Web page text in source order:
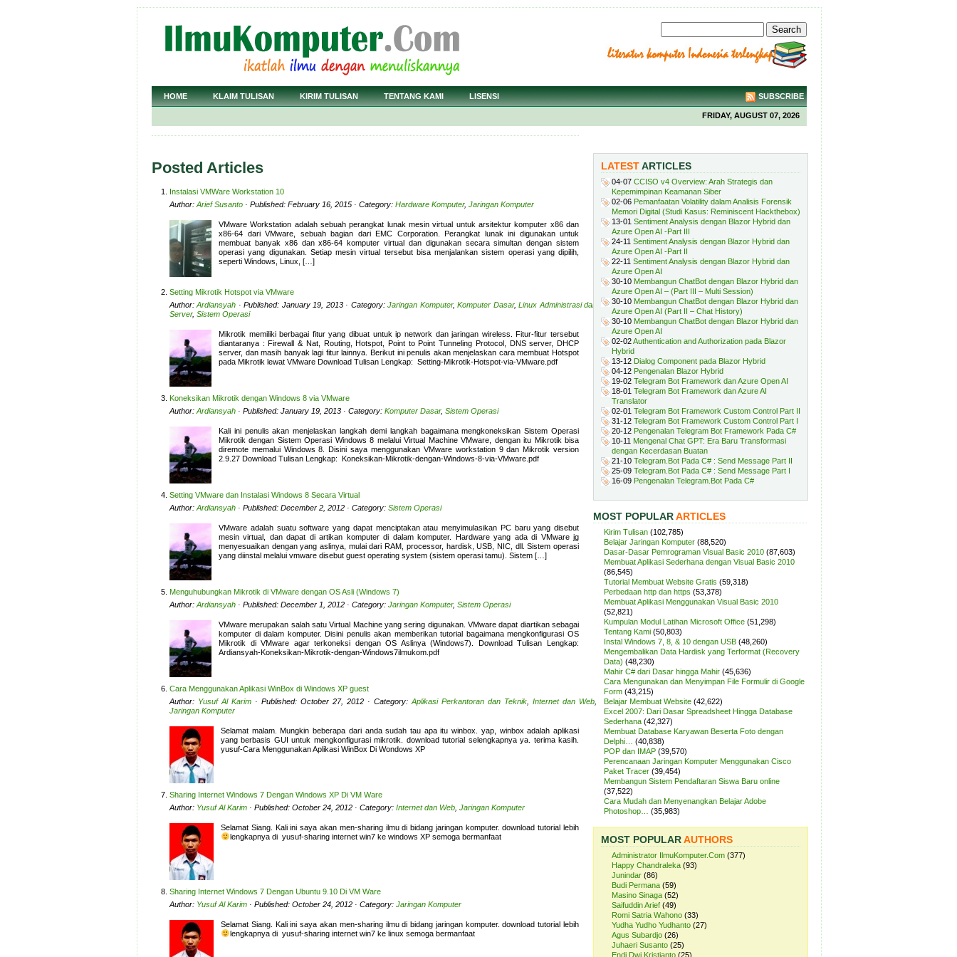
HOME KLAIM TULISAN KIRIM TULISAN TENTANG KAMI LISENSI SUBSCRIBE
FRIDAY, AUGUST 07, 2026
Posted Articles
Instalasi VMWare Workstation 10
Author: Arief Susanto · Published: February 16, 2015 · Category: Hardware Komputer, Jaringan Komputer
VMware Workstation adalah sebuah perangkat lunak mesin virtual untuk arsitektur komputer x86 dan
x86-64 dari VMware, sebuah bagian dari EMC Corporation. Perangkat lunak ini digunakan untuk
membuat banyak x86 dan x86-64 komputer virtual dan digunakan secara simultan dengan sistem
operasi yang digunakan. Setiap mesin virtual tersebut bisa menjalankan sistem operasi yang dipilih,
seperti Windows, Linux, […]
Setting Mikrotik Hotspot via VMware
Author:Ardiansyah · Published: January 19, 2013 · Category:Jaringan Komputer,Komputer Dasar,Linux Administrasi dan
Server, Sistem Operasi
Mikrotik memiliki berbagai fitur yang dibuat untuk ip network dan jaringan wireless. Fitur-fitur tersebut
diantaranya : Firewall & Nat, Routing, Hotspot, Point to Point Tunneling Protocol, DNS server, DHCP
server, dan masih banyak lagi fitur lainnya. Berikut ini penulis akan menjelaskan cara membuat Hotspot
pada Mikrotik lewat VMware Download Tulisan Lengkap: Setting-Mikrotik-Hotspot-via-VMware.pdf
Koneksikan Mikrotik dengan Windows 8 via VMware
Author: Ardiansyah · Published: January 19, 2013 · Category: Komputer Dasar, Sistem Operasi
Kali ini penulis akan menjelaskan langkah demi langkah bagaimana mengkoneksikan Sistem Operasi
Mikrotik dengan Sistem Operasi Windows 8 melalui Virtual Machine VMware, dengan itu Mikrotik bisa
diremote memalui Windows 8. Disini saya menggunakan VMware workstation 9 dan Mikrotik version
2.9.27 Download Tulisan Lengkap: Koneksikan-Mikrotik-dengan-Windows-8-via-VMware.pdf
Setting VMware dan Instalasi Windows 8 Secara Virtual
Author: Ardiansyah · Published: December 2, 2012 · Category: Sistem Operasi
VMware adalah suatu software yang dapat menciptakan atau menyimulasikan PC baru yang disebut
mesin virtual, dan dapat di artikan komputer di dalam komputer. Hardware yang ada di VMware jg
menyesuaikan dengan yang aslinya, mulai dari RAM, processor, hardisk, USB, NIC, dll. Sistem operasi
yang diinstal melalui vmware disebut guest operating system (sistem operasi tamu). Sistem […]
Menguhubungkan Mikrotik di VMware dengan OS Asli (Windows 7)
Author: Ardiansyah · Published: December 1, 2012 · Category: Jaringan Komputer, Sistem Operasi
VMware merupakan salah satu Virtual Machine yang sering digunakan. VMware dapat diartikan sebagai
komputer di dalam komputer. Disini penulis akan memberikan tutorial bagaimana mengkonfigurasi OS
Mikrotik di VMware agar terkoneksi dengan OS Aslinya (Windows7). Download Tulisan Lengkap:
Ardiansyah-Koneksikan-Mikrotik-dengan-Windows7ilmukom.pdf
Cara Menggunakan Aplikasi WinBox di Windows XP guest
Author: Yusuf Al Karim · Published: October 27, 2012 · Category: Aplikasi Perkantoran dan Teknik Internet dan Web
Jaringan Komputer
Selamat malam. Mungkin beberapa dari anda sudah tau apa itu winbox. yap, winbox adalah aplikasi
yang berbasis GUI untuk mengkonfigurasi mikrotik. download tutorial selengkapnya ya. terima kasih.
yusuf-Cara Menggunakan Aplikasi WinBox Di Wondows XP
Sharing Internet Windows 7 Dengan Windows XP Di VM Ware
Author: Yusuf Al Karim · Published: October 24, 2012 · Category: Internet dan Web Jaringan Komputer
Selamat Siang. Kali ini saya akan men-sharing ilmu di bidang jaringan komputer. download tutorial lebih
lengkapnya di yusuf-sharing internet win7 ke windows XP semoga bermanfaat
Sharing Internet Windows 7 Dengan Ubuntu 9.10 Di VM Ware
Author: Yusuf Al Karim · Published: October 24, 2012 · Category: Jaringan Komputer
Selamat Siang. Kali ini saya akan men-sharing ilmu di bidang jaringan komputer. download tutorial lebih
lengkapnya di yusuf-sharing internet win7 ke linux semoga bermanfaat
LATESTARTICLES
04-07 CCISO v4 Overview: Arah Strategis dan
Kepemimpinan Keamanan Siber
02-06 Pemanfaatan Volatility dalam Analisis Forensik
Memori Digital (Studi Kasus: Reminiscent Hackthebox)
13-01 Sentiment Analysis dengan Blazor Hybrid dan
Azure Open AI -Part III
24-11 Sentiment Analysis dengan Blazor Hybrid dan
Azure Open AI -Part II
22-11 Sentiment Analysis dengan Blazor Hybrid dan
Azure Open AI
30-10 Membangun ChatBot dengan Blazor Hybrid dan
Azure Open AI – (Part III – Multi Session)
30-10 Membangun ChatBot dengan Blazor Hybrid dan
Azure Open AI (Part II – Chat History)
30-10 Membangun ChatBot dengan Blazor Hybrid dan
Azure Open AI
02-02Authentication and Authorization pada Blazor
Hybrid
13-12 Dialog Component pada Blazor Hybrid
04-12 Pengenalan Blazor Hybrid
19-02 Telegram Bot Framework dan Azure Open AI
18-01 Telegram Bot Framework dan Azure AI
Translator
02-01 Telegram Bot Framework Custom Control Part II
31-12 Telegram Bot Framework Custom Control Part I
20-12 Pengenalan Telegram Bot Framework Pada C#
10-11 Mengenal Chat GPT: Era Baru Transformasi
dengan Kecerdasan Buatan
21-10 Telegram.Bot Pada C# : Send Message Part II
25-09 Telegram.Bot Pada C# : Send Message Part I
16-09 Pengenalan Telegram.Bot Pada C#
MOST POPULARARTICLES
Kirim Tulisan (102,785)
Belajar Jaringan Komputer (88,520)
Dasar-Dasar Pemrograman Visual Basic 2010 (87,603)
Membuat Aplikasi Sederhana dengan Visual Basic 2010
(86,545)
Tutorial Membuat Website Gratis (59,318)
Perbedaan http dan https (53,378)
Membuat Aplikasi Menggunakan Visual Basic 2010
(52,821)
Kumpulan Modul Latihan Microsoft Office (51,298)
Tentang Kami (50,803)
Instal Windows 7, 8, & 10 dengan USB (48,260)
Mengembalikan Data Hardisk yang Terformat (Recovery
Data) (48,230)
Mahir C# dari Dasar hingga Mahir (45,636)
Cara Mengunakan dan Menyimpan File Formulir di Google
Form (43,215)
Belajar Membuat Website (42,622)
Excel 2007: Dari Dasar Spreadsheet Hingga Database
Sederhana (42,327)
Membuat Database Karyawan Beserta Foto dengan
Delphi…
(40,838)
POP dan IMAP (39,570)
Perencanaan Jaringan Komputer Menggunakan Cisco
Paket Tracer (39,454)
Membangun Sistem Pendaftaran Siswa Baru online
(37,522)
Cara Mudah dan Menyenangkan Belajar Adobe
Photoshop…
(35,983)
MOST POPULARAUTHORS
Administrator IlmuKomputer.Com (377)
Happy Chandraleka (93)
Junindar (86)
Budi Permana (59)
Masino Sinaga (52)
Saifuddin Arief (49)
Romi Satria Wahono (33)
Yudha Yudho Yudhanto (27)
Agus Subardjo (26)
Juhaeri Susanto (25)
Endi Dwi Kristianto (25)